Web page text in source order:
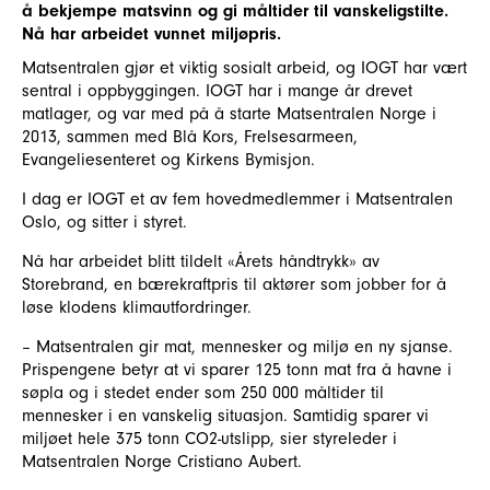
å bekjempe matsvinn og gi måltider til vanskeligstilte.
Nå har arbeidet vunnet miljøpris.
Matsentralen gjør et viktig sosialt arbeid, og IOGT har vært
sentral i oppbyggingen. IOGT har i mange år drevet
matlager, og var med på å starte Matsentralen Norge i
2013, sammen med Blå Kors, Frelsesarmeen,
Evangeliesenteret og Kirkens Bymisjon.
I dag er IOGT et av fem hovedmedlemmer i Matsentralen
Oslo, og sitter i styret.
Nå har arbeidet blitt tildelt «Årets håndtrykk» av
Storebrand, en bærekraftpris til aktører som jobber for å
løse klodens klimautfordringer.
– Matsentralen gir mat, mennesker og miljø en ny sjanse.
Prispengene betyr at vi sparer 125 tonn mat fra å havne i
søpla og i stedet ender som 250 000 måltider til
mennesker i en vanskelig situasjon. Samtidig sparer vi
miljøet hele 375 tonn CO2-utslipp, sier styreleder i
Matsentralen Norge Cristiano Aubert.